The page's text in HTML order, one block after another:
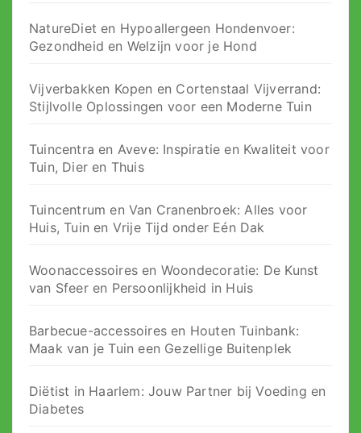
NatureDiet en Hypoallergeen Hondenvoer:
Gezondheid en Welzijn voor je Hond
Vijverbakken Kopen en Cortenstaal Vijverrand:
Stijlvolle Oplossingen voor een Moderne Tuin
Tuincentra en Aveve: Inspiratie en Kwaliteit voor
Tuin, Dier en Thuis
Tuincentrum en Van Cranenbroek: Alles voor
Huis, Tuin en Vrije Tijd onder Eén Dak
Woonaccessoires en Woondecoratie: De Kunst
van Sfeer en Persoonlijkheid in Huis
Barbecue-accessoires en Houten Tuinbank:
Maak van je Tuin een Gezellige Buitenplek
Diëtist in Haarlem: Jouw Partner bij Voeding en
Diabetes